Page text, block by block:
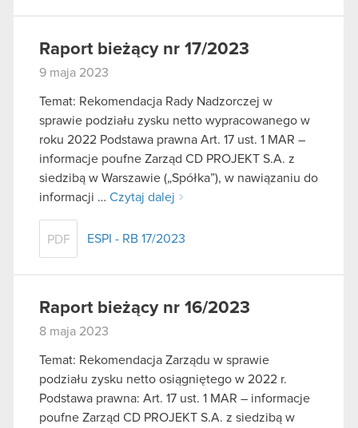
Raport bieżący nr 17/2023
9 maja 2023
Temat: Rekomendacja Rady Nadzorczej w
sprawie podziału zysku netto wypracowanego w
roku 2022 Podstawa prawna Art. 17 ust. 1 MAR –
informacje poufne Zarząd CD PROJEKT S.A. z
siedzibą w Warszawie („Spółka”), w nawiązaniu do
informacji … Czytaj dalej
PDF ESPI - RB 17/2023
Raport bieżący nr 16/2023
8 maja 2023
Temat: Rekomendacja Zarządu w sprawie
podziału zysku netto osiągniętego w 2022 r.
Podstawa prawna: Art. 17 ust. 1 MAR – informacje
poufne Zarząd CD PROJEKT S.A. z siedzibą w